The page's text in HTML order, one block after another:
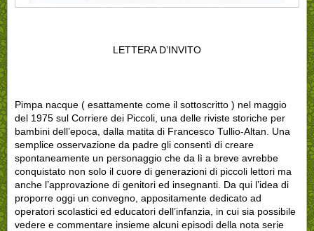
LETTERA D’INVITO
Pimpa nacque ( esattamente come il sottoscritto ) nel maggio
del 1975 sul Corriere dei Piccoli, una delle riviste storiche per
bambini dell’epoca, dalla matita di Francesco Tullio-Altan. Una
semplice osservazione da padre gli consentì di creare
spontaneamente un personaggio che da lì a breve avrebbe
conquistato non solo il cuore di generazioni di piccoli lettori ma
anche l’approvazione di genitori ed insegnanti. Da qui l’idea di
proporre oggi un convegno, appositamente dedicato ad
operatori scolastici ed educatori dell’infanzia, in cui sia possibile
vedere e commentare insieme alcuni episodi della nota serie